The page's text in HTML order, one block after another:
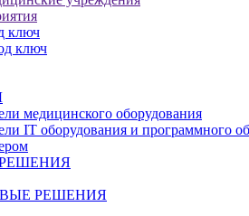
ключ
ключ
медицинского оборудования
IT оборудования и программного
РЕШЕНИЯ